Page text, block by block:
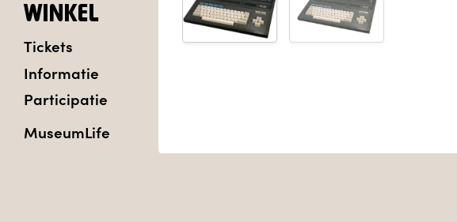
WINKEL
Tickets
Informatie
Participatie
MuseumLife